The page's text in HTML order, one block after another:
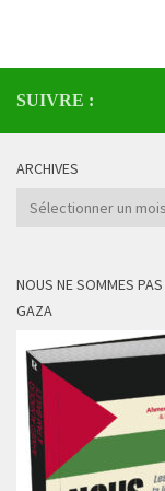
SUIVRE :
ARCHIVES
Archives
NOUS NE SOMMES
GAZA